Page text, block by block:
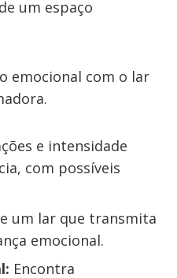
um espaço
emocional com o lar
e intensidade
com possíveis
um lar que transmita
emocional.
Encontra